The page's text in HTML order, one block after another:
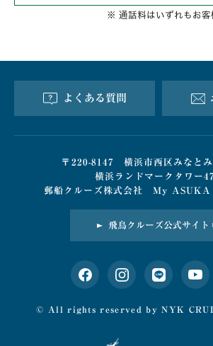
※ 通話料はいずれもお客
よくある質問
〒220-8147 横浜市西区みなとみ
横浜ランドマークタワー
郵船クルーズ株式会社 My ASUKA
飛鳥クルーズ公式サイト
© All rights reserved byNYK